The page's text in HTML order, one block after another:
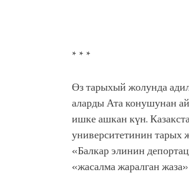
* * *
Өз тарыхый жолунда
аларды Ата конушунан
ишке ашкан күн.
университетинин
«Балкар элинин
«жасалма жаралган